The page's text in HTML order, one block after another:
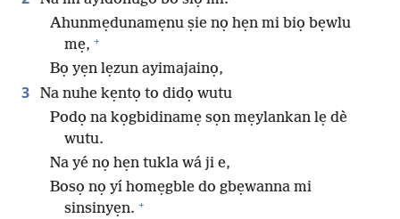
Ahunmẹdunamẹnu ṣie nọ hẹn mi biọ bẹwlu
mẹ, +
Bọ yẹn lẹzun ayimajainọ,
3
Na nuhe kẹntọ to didọ wutu
Podọ na kọgbidinamẹ sọn mẹylankan lẹ dè
wutu.
Na yé nọ hẹn tukla wá ji e,
Bosọ nọ yí homẹgble do gbẹwanna mi
sinsinyẹn. +